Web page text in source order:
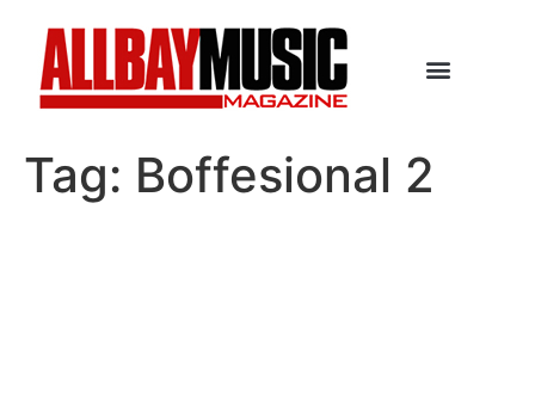
Tag: Boffesional 2